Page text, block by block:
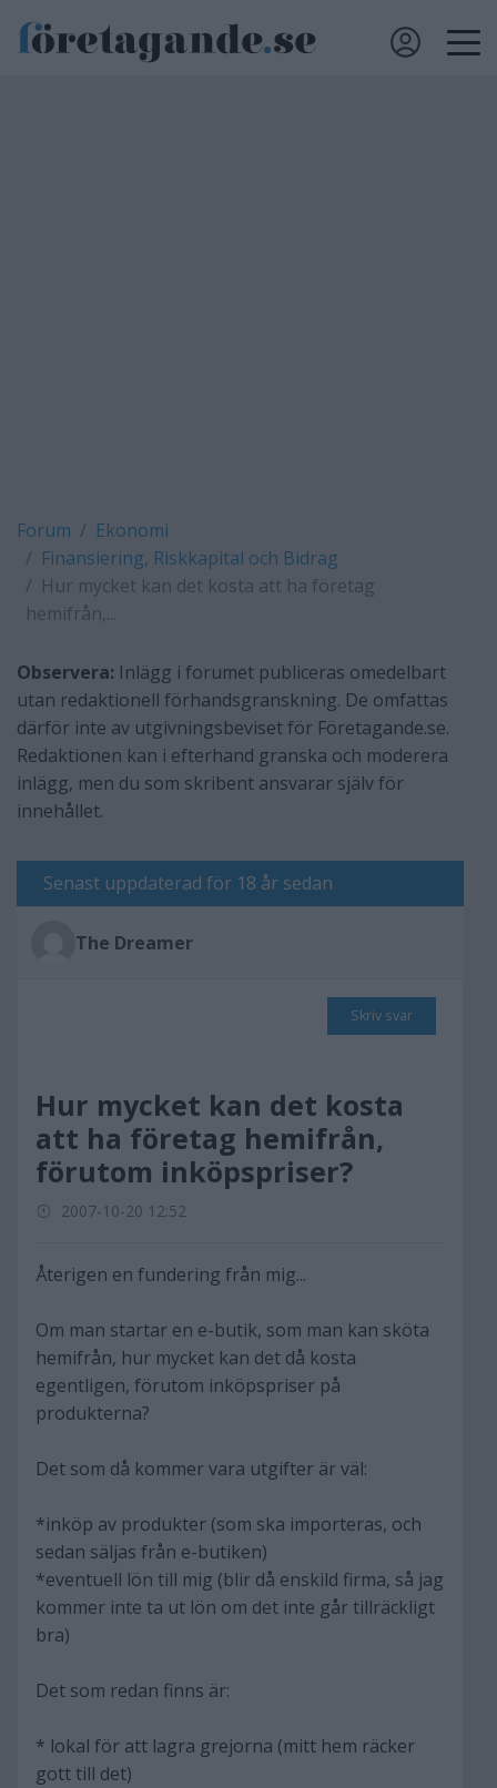
Forum
Ekonomi
Finansiering, Riskkapital och Bidrag
Hur mycket kan det kosta att ha företag
hemifrån,...
Observera: Inlägg i forumet publiceras omedelbart
utan redaktionell förhandsgranskning. De omfattas
därför inte av utgivningsbeviset för Företagande.se.
Redaktionen kan i efterhand granska och moderera
inlägg, men du som skribent ansvarar själv för
innehållet.
Senast uppdaterad för 18 år sedan
The Dreamer
Skriv svar
Hur mycket kan det kosta
att ha företag hemifrån,
förutom inköpspriser?
2007-10-20 12:52
Återigen en fundering från mig...
Om man startar en e-butik, som man kan sköta
hemifrån, hur mycket kan det då kosta
egentligen, förutom inköpspriser på
produkterna?
Det som då kommer vara utgifter är väl:
*inköp av produkter (som ska importeras, och
sedan säljas från e-butiken)
*eventuell lön till mig (blir då enskild firma, så jag
kommer inte ta ut lön om det inte går tillräckligt
bra)
Det som redan finns är:
* lokal för att lagra grejorna (mitt hem räcker
gott till det)